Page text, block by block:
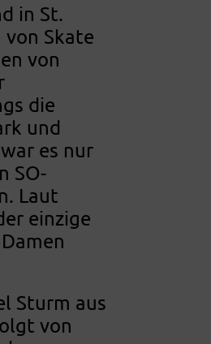
in St.
Skate
von
die
und
es nur
SO-
Laut
einzige
Sturm aus
von